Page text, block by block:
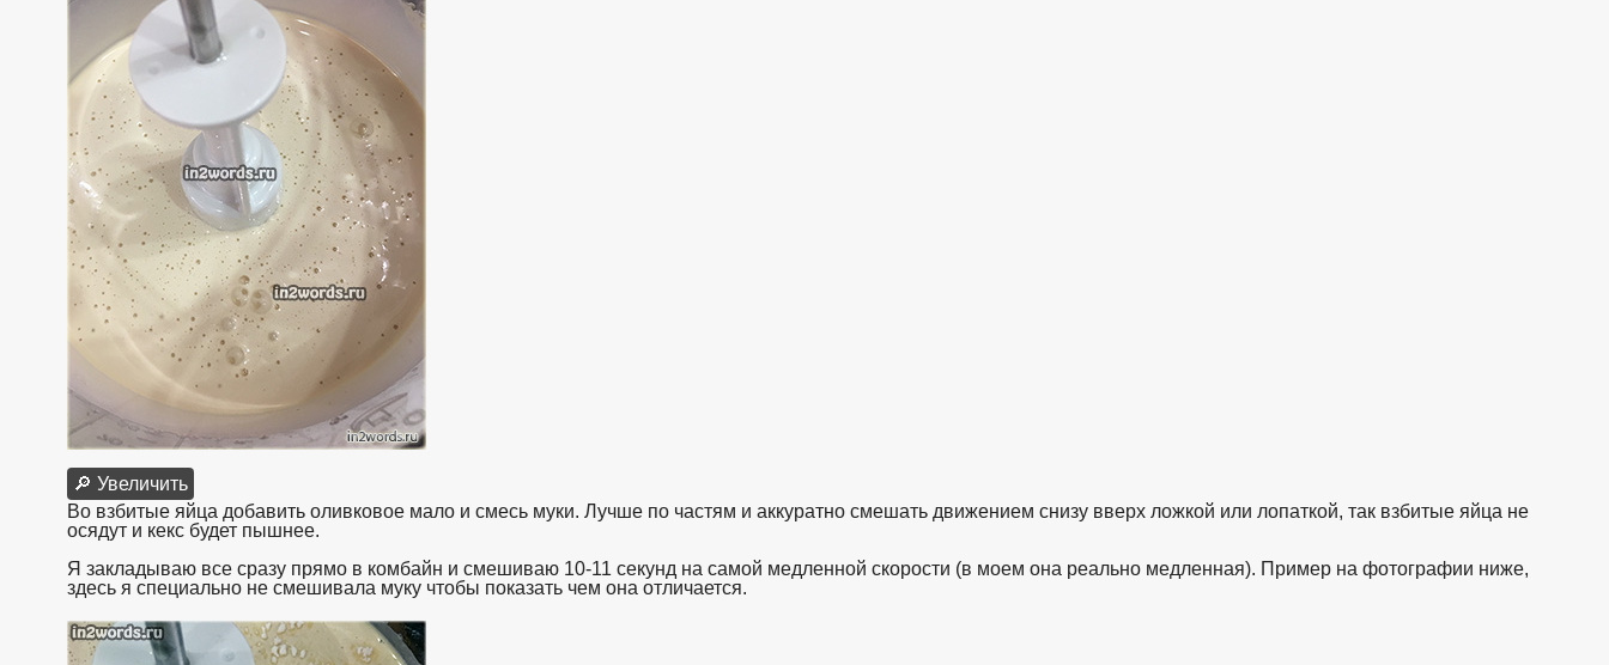
🔎 Увеличить
Во взбитые яйца добавить оливковое мало и смесь муки. Лучше по частям и аккуратно смешать движением снизу вверх ложкой или лопаткой, так взбитые яйца не
осядут и кекс будет пышнее.
Я закладываю все сразу прямо в комбайн и смешиваю 10-11 секунд на самой медленной скорости (в моем она реально медленная). Пример на фотографии ниже,
здесь я специально не смешивала муку чтобы показать чем она отличается.